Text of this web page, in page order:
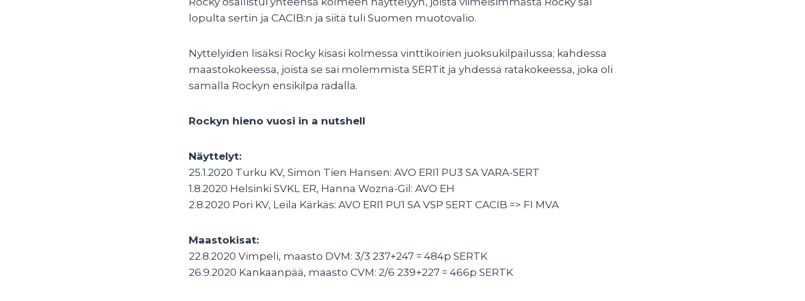
lopulta sertin ja CACIB:n ja siitä tuli Suomen muotovalio.
Nyttelyiden lisäksi Rocky kisasi kolmessa vinttikoirien juoksukilpailussa; kahdessa
maastokokeessa, joista se sai molemmista SERTit ja yhdessä ratakokeessa, joka oli
samalla Rockyn ensikilpa radalla.
Rockyn hieno vuosi in a nutshell
Näyttelyt:
25.1.2020 Turku KV, Simon Tien Hansen: AVO ERI1 PU3 SA VARA-SERT
1.8.2020 Helsinki SVKL ER, Hanna Wozna-Gil: AVO EH
2.8.2020 Pori KV, Leila Kärkäs: AVO ERI1 PU1 SA VSP SERT CACIB => FI MVA
Maastokisat:
22.8.2020 Vimpeli, maasto DVM: 3/3 237+247 = 484p SERTK
26.9.2020 Kankaanpää, maasto CVM: 2/6 239+227 = 466p SERTK